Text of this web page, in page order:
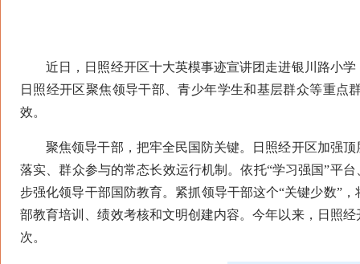
近日，日照经开区十大英模事迹宣讲团走进银川路小学
日照经开区聚焦领导干部、青少年学生和基层群众等重
效。
聚焦领导干部，把牢全民国防关键。日照经开区加强顶
落实、群众参与的常态长效运行机制。依托“学习强国”平
步强化领导干部国防教育。紧抓领导干部这个“关键少数”
部教育培训、绩效考核和文明创建内容。今年以来，日照
次。